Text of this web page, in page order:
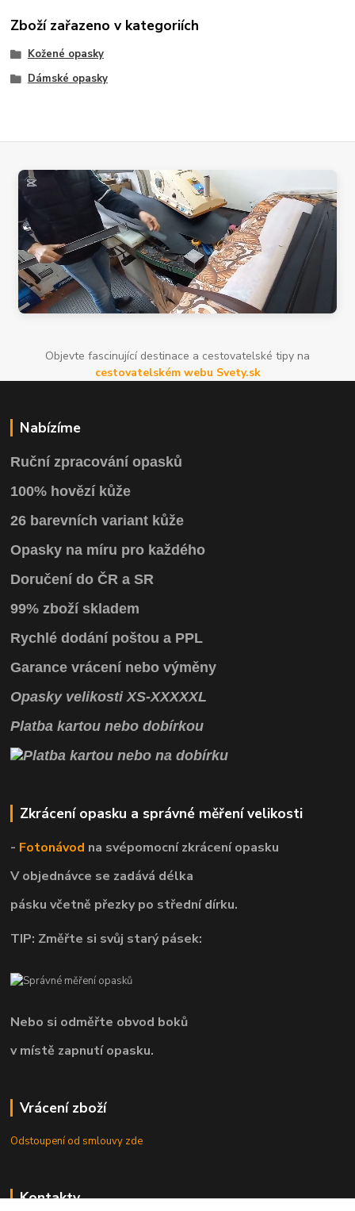
Zboží zařazeno v kategoriích
Kožené opasky
Dámské opasky
Objevte fascinující destinace a cestovatelské tipy na
cestovatelském webu Svety.sk
Nabízíme
Ruční zpracování opasků
100% hovězí kůže
26 barevních variant kůže
Opasky na míru pro každého
Doručení do ČR a SR
99% zboží skladem
Rychlé dodání poštou a PPL
Garance vrácenínebo výměny
OpaskyvelikostiXS-XXXXXL
Platba kartou nebo dobírkou
Zkrácení opasku a správné měření velikosti
- Fotonávod na svépomocnízkrácení opasku
V objednávce se zadává délka
pásku včetně přezky po střední dírku.
TIP: Změřte si svůj starý pásek:
Nebo si odměřte obvod boků
v místě zapnutí opasku.
Vrácení zboží
Odstoupení od smlouvy zde
Kontakty